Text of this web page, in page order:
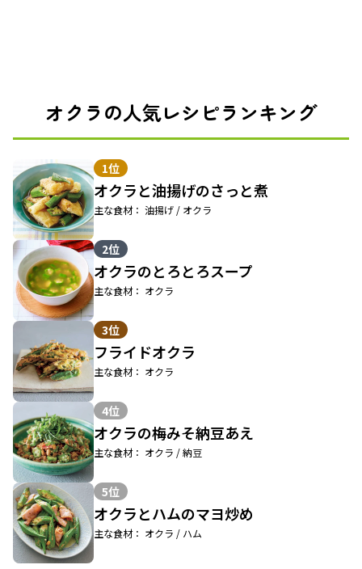
オクラの人気レシピランキング
1位
オクラと油揚げのさっと煮
主な食材： 油揚げ / オクラ
2位
オクラのとろとろスープ
主な食材： オクラ
3位
フライドオクラ
主な食材： オクラ
4位
オクラの梅みそ納豆あえ
主な食材： オクラ / 納豆
5位
オクラとハムのマヨ炒め
主な食材： オクラ / ハム